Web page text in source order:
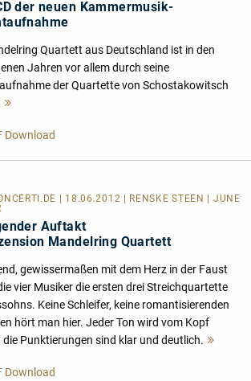
der neuen Kammermusik-
Quartett aus Deutschland ist in den
Jahren vor allem durch seine
der Quartette von Schostakowitsch
Download
| 18.06.2012 | RENSKE STEEN | JUNE
Auftakt
Mandelring Quartett
gewissermaßen mit dem Herz in der Faust
vier Musiker die ersten drei Streichquartette
Keine Schleifer, keine romantisierenden
hört man hier. Jeder Ton wird vom Kopf
die Punktierungen sind klar und deutlich.
Download